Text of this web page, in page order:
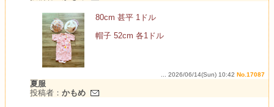
80cm 甚平 1ドル
帽子 52cm 各1ドル
... 2026/06/14(Sun) 10:42 No.17087
夏服
投稿者： かもめ